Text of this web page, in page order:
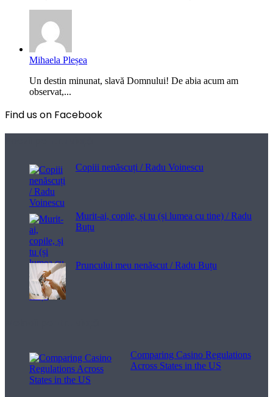
Mihaela Pleșea
Un destin minunat, slavă Domnului! De abia acum am
observat,...
Find us on Facebook
Copiii nenăscuți / Radu Voinescu
Murit-ai, copile, și tu (și lumea cu tine) / Radu
Buțu
Pruncului meu nenăscut / Radu Buțu
Comparing Casino Regulations
Across States in the US